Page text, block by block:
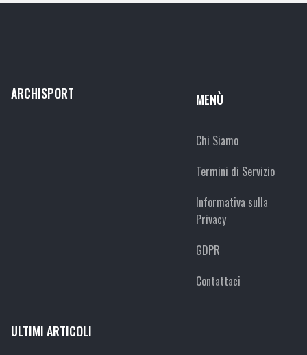
ARCHISPORT MENÙ
Chi Siamo
Termini di Servizio
Informativa sulla
Privacy
GDPR
Contattaci
ULTIMI ARTICOLI